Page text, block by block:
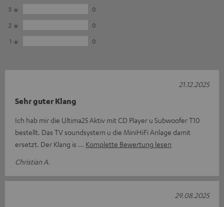
3
0
2
0
1
0
Sehr guter Klang
Ich hab mir die Ultima25 Aktiv mit CD Player u Subwoofer T10
bestellt. Das TV soundsystem u die MiniHiFi Anlage damit
ersetzt. Der Klang is
Komplette Bewertung lesen
Christian A.
21.12.2025
29.08.2025